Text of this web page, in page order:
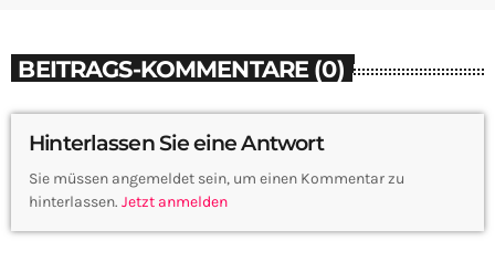
BEITRAGS-KOMMENTARE (0)
Hinterlassen Sie eine Antwort
Sie müssen angemeldet sein, um einen Kommentar zu
hinterlassen. Jetzt anmelden